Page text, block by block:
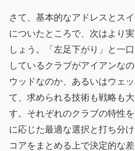
さて、基本的なアドレスとス
についたところで、次はより
しょう。「左足下がり」と一
しているクラブがアイアンな
ウッドなのか、あるいはウェ
て、求められる技術も戦略も
す。それぞれのクラブの特性
に応じた最適な選択と打ち分
コアをまとめる上で決定的な差